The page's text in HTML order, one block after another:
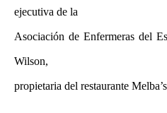
ejecutiva de la
Asociación de Enfermeras del
Wilson,
propietaria del restaurante